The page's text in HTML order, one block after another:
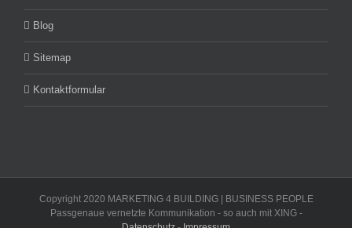
Blog
Sitemap
Kontaktformular
Copyright 2020 MARKETING 4 BUILDING | BUSINESS PEOPLE
Passgenaue vernetzte Kommunikation - so auch mit XING -